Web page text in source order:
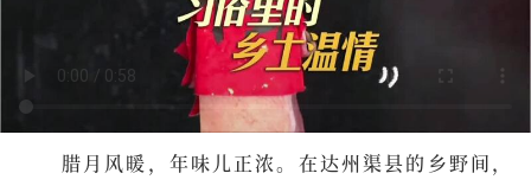
腊月风暖，年味儿正浓。在达州渠县的乡野间，